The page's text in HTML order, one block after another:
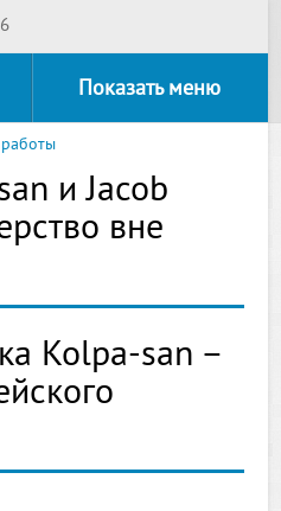
Показать меню
и Jacob
вне
Kolpa-san –